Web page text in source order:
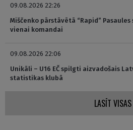
09.08.2026 22:26
Miščenko pārstāvētā “Rapid”
vienai komandai
09.08.2026 22:06
Unikāli – U16 EČ spilgti aizvadošais
statistikas klubā
LASĪT VISAS